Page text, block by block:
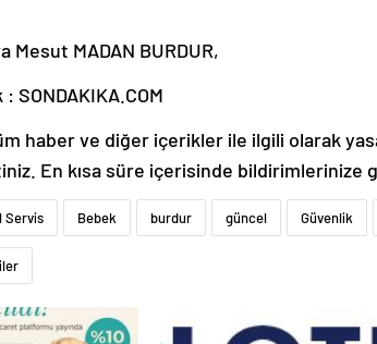
Mesut MADAN BURDUR,
SONDAKIKA.COM
haber ve diğer içerikler ile ilgili olarak
En kısa süre içerisinde bildirimlerinize
Servis Bebek burdur güncel Güvenlik